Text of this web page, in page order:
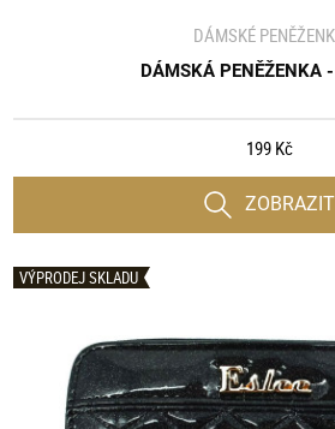
DÁMSKÉ
DÁMSKÁ PENĚŽENKA
199 Kč
ZOBRAZIT
VÝPRODEJ SKLADU